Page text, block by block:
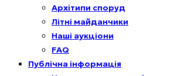
Архітипи споруд
Літні майданчики
Наші аукціони
FAQ
Публічна інформація